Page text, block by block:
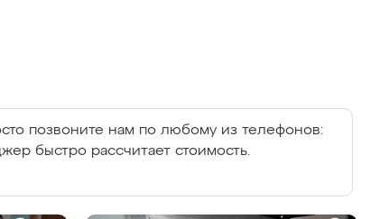
позвоните нам по любому из телефонов:
быстро рассчитает стоимость.